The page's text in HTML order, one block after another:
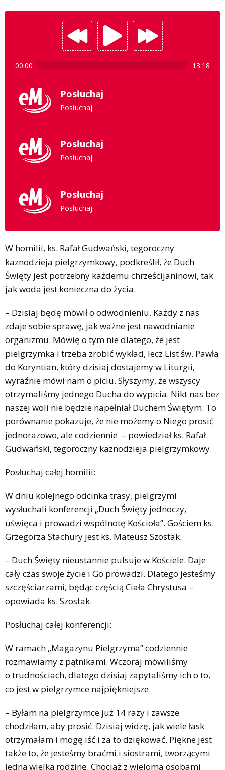
00:00 13:18
Posłuchaj
Posłuchaj
Posłuchaj
Posłuchaj
Posłuchaj
Posłuchaj
W homilii, ks. Rafał Gudwański, tegoroczny
kaznodzieja pielgrzymkowy, podkreślił, że Duch
Święty jest potrzebny każdemu chrześcijaninowi, tak
jak woda jest konieczna do życia.
– Dzisiaj będę mówił o odwodnieniu. Każdy z nas
zdaje sobie sprawę, jak ważne jest nawodnianie
organizmu. Mówię o tym nie dlatego, że jest
pielgrzymka i trzeba zrobić wykład, lecz List św. Pawła
do Koryntian, który dzisiaj dostajemy w Liturgii,
wyraźnie mówi nam o piciu. Słyszymy, że wszyscy
otrzymaliśmy jednego Ducha do wypicia. Nikt nas bez
naszej woli nie będzie napełniał Duchem Świętym. To
porównanie pokazuje, że nie możemy o Niego prosić
jednorazowo, ale codziennie – powiedział ks. Rafał
Gudwański, tegoroczny kaznodzieja pielgrzymkowy.
Posłuchaj całej homilii:
W dniu kolejnego odcinka trasy, pielgrzymi
wysłuchali konferencji „Duch Święty jednoczy,
uświęca i prowadzi wspólnotę Kościoła”. Gościem ks.
Grzegorza Stachury jest ks. Mateusz Szostak.
– Duch Święty nieustannie pulsuje w Kościele. Daje
cały czas swoje życie i Go prowadzi. Dlatego jesteśmy
szczęściarzami, będąc częścią Ciała Chrystusa –
opowiada ks. Szostak.
Posłuchaj całej konferencji:
W ramach „Magazynu Pielgrzyma” codziennie
rozmawiamy z pątnikami. Wczoraj mówiliśmy
o trudnościach, dlatego dzisiaj zapytaliśmy ich o to,
co jest w pielgrzymce najpiękniejsze.
– Byłam na pielgrzymce już 14 razy i zawsze
chodziłam, aby prosić. Dzisiaj widzę, jak wiele łask
otrzymałam i mogę iść i za to dziękować. Piękne jest
także to, że jesteśmy braćmi i siostrami, tworzącymi
jedną wielką rodzinę. Chociaż z wieloma osobami